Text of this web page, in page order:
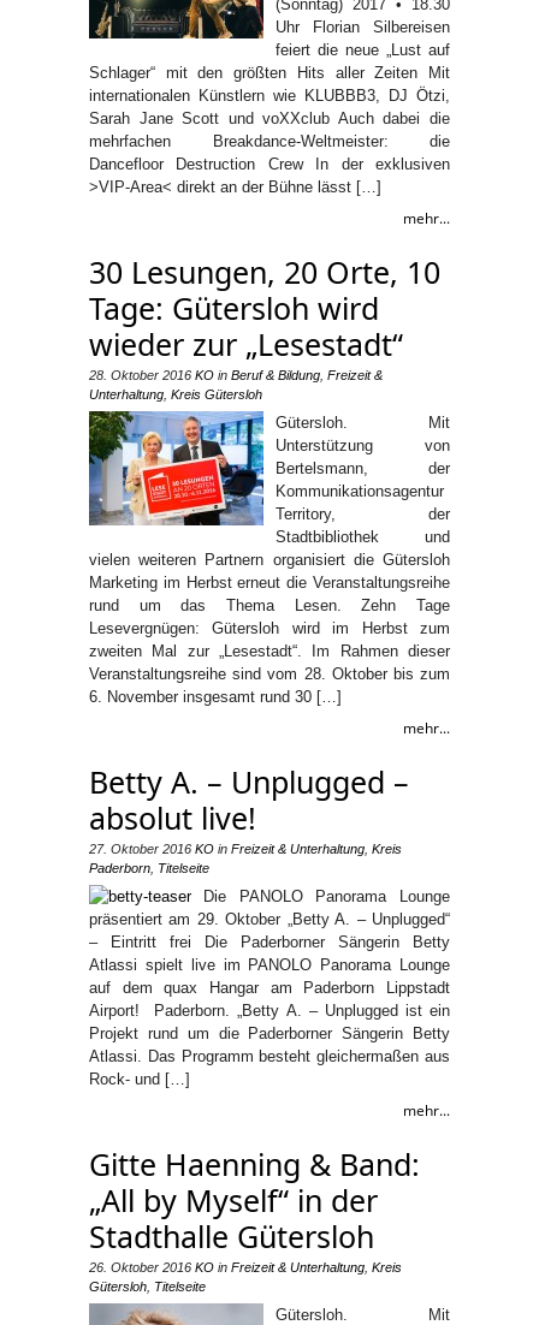
(Sonntag) 2017 • 18.30
Uhr Florian Silbereisen
feiert die neue „Lust auf
Schlager“ mit den größten Hits aller Zeiten Mit
internationalen Künstlern wie KLUBBB3, DJ Ötzi,
Sarah Jane Scott und voXXclub Auch dabei die
mehrfachen Breakdance-Weltmeister: die
Dancefloor Destruction Crew In der exklusiven
>VIP-Area< direkt an der Bühne lässt […]
mehr...
30 Lesungen, 20 Orte, 10
Tage: Gütersloh wird
wieder zur „Lesestadt“
28. Oktober 2016 KO in Beruf & Bildung Freizeit &
Unterhaltung Kreis Gütersloh
Gütersloh. Mit
Unterstützung von
Bertelsmann, der
Kommunikationsagentur
Territory, der
Stadtbibliothek und
vielen weiteren Partnern organisiert die Gütersloh
Marketing im Herbst erneut die Veranstaltungsreihe
rund um das Thema Lesen. Zehn Tage
Lesevergnügen: Gütersloh wird im Herbst zum
zweiten Mal zur „Lesestadt“. Im Rahmen dieser
Veranstaltungsreihe sind vom 28. Oktober bis zum
6. November insgesamt rund 30 […]
mehr...
Betty A. – Unplugged –
absolut live!
27. Oktober 2016 KO in Freizeit & Unterhaltung Kreis
Paderborn Titelseite
Die PANOLO Panorama Lounge
präsentiert am 29. Oktober „Betty A. – Unplugged“
– Eintritt frei Die Paderborner Sängerin Betty
Atlassi spielt live im PANOLO Panorama Lounge
auf dem quax Hangar am Paderborn Lippstadt
Airport! Paderborn. „Betty A. – Unplugged ist ein
Projekt rund um die Paderborner Sängerin Betty
Atlassi. Das Programm besteht gleichermaßen aus
Rock- und […]
mehr...
Gitte Haenning & Band:
„All by Myself“ in der
Stadthalle Gütersloh
26. Oktober 2016 KO in Freizeit & Unterhaltung Kreis
Gütersloh Titelseite
Gütersloh. Mit